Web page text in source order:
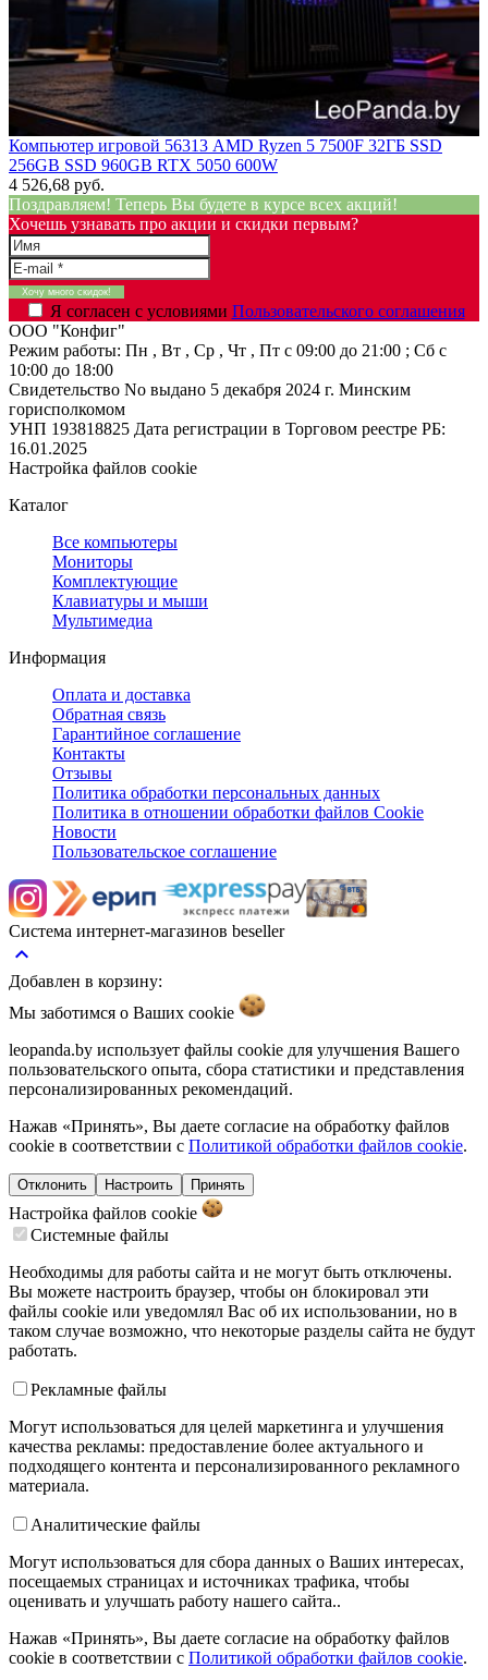
Компьютер игровой 56313 AMD Ryzen 5 7500F 32ГБ SSD
256GB SSD 960GB RTX 5050 600W
4 526,68 руб.
Поздравляем! Теперь Вы будете в курсе всех акций!
Хочешь узнавать про акции и скидки первым?
Я согласен с условиями Пользовательского соглашения
ООО "Конфиг"
Режим работы: Пн , Вт , Ср , Чт , Пт c 09:00 до 21:00 ; Сб c
10:00 до 18:00
Свидетельство No выдано 5 декабря 2024 г. Минским
горисполкомом
УНП 193818825 Дата регистрации в Торговом реестре РБ:
16.01.2025
Настройка файлов cookie
Каталог
Все компьютеры
Мониторы
Комплектующие
Клавиатуры и мыши
Мультимедиа
Информация
Оплата и доставка
Обратная связь
Гарантийное соглашение
Контакты
Отзывы
Политика обработки персональных данных
Политика в отношении обработки файлов Cookie
Новости
Пользовательское соглашение
Система интернет-магазинов beseller
keyboard_arrow_up
Добавлен в корзину:
Мы заботимся о Ваших cookie
leopanda.by использует файлы cookie для улучшения Вашего
пользовательского опыта, сбора статистики и представления
персонализированных рекомендаций.
Нажав «Принять», Вы даете согласие на обработку файлов
cookie в соответствии с Политикой обработки файлов cookie.
Отклонить Настроить Принять
Настройка файлов cookie
Системные файлы
Необходимы для работы сайта и не могут быть отключены.
Вы можете настроить браузер, чтобы он блокировал эти
файлы cookie или уведомлял Вас об их использовании, но в
таком случае возможно, что некоторые разделы сайта не будут
работать.
Рекламные файлы
Могут использоваться для целей маркетинга и улучшения
качества рекламы: предоставление более актуального и
подходящего контента и персонализированного рекламного
материала.
Аналитические файлы
Могут использоваться для сбора данных о Ваших интересах,
посещаемых страницах и источниках трафика, чтобы
оценивать и улучшать работу нашего сайта..
Нажав «Принять», Вы даете согласие на обработку файлов
cookie в соответствии с Политикой обработки файлов cookie.